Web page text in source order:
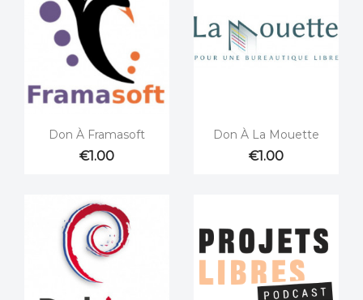
Quick view
Don À Framasoft
€1.00
 Quick view
Don À La Mouette
€1.00